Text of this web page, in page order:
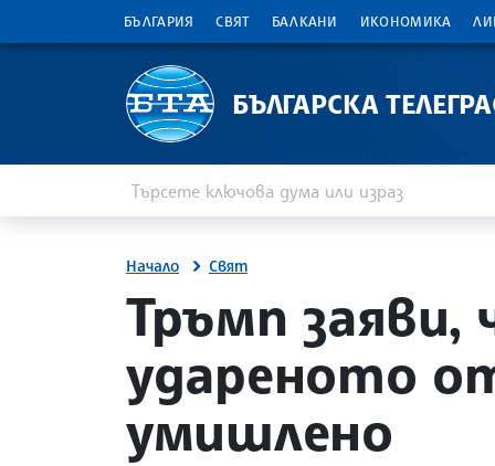
БЪЛГАРИЯ СВЯТ БАЛКАНИ ИКОНОМИКА
БЪЛГАРСКА
Начало Свят
site.bta
Тръмп заяви,
удареното
умишлено